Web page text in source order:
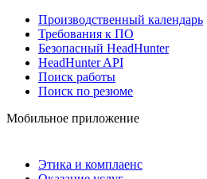
Производственный календарь
Требования к ПО
Безопасный HeadHunter
HeadHunter API
Поиск работы
Поиск по резюме
Мобильное приложение
Этика и комплаенс